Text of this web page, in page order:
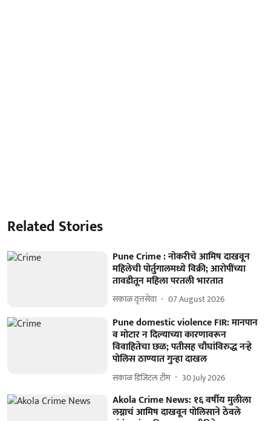
Related Stories
Pune Crime : नोकरीचे आमिष दाखवून
महिलेची पोर्तुगालमध्ये विक्री; आरोपींच्या
तावडीतून महिला परतली भारतात
सकाळ वृत्तसेवा 07 August 2026
Pune domestic violence FIR: मानपान
व मोटार न दिल्याच्या कारणावरून
विवाहितेचा छळ; पतीसह चौघांविरुद्ध नऱ्हे
पोलिस ठाण्यात गुन्हा दाखल
सकाळ डिजिटल टीम 30 July 2026
Akola Crime News: १६ वर्षीय मुलीला
लग्नाचं आमिष दाखवून पोलिसाने ठेवले